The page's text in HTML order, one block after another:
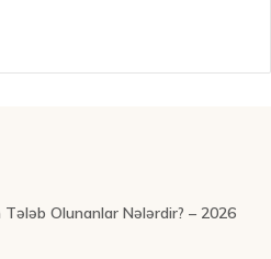
Olunanlar Nələrdir? – 2026